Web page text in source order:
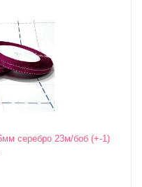
серебро 23м/боб (+-1)